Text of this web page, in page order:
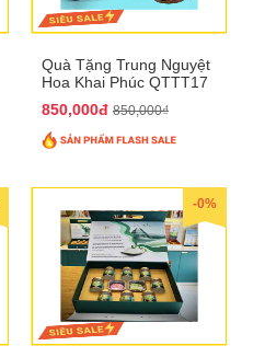
Quà Tặng Trung Nguyệt
Hoa Khai Phúc QTTT17
850,000đ 850,000₫
-0%